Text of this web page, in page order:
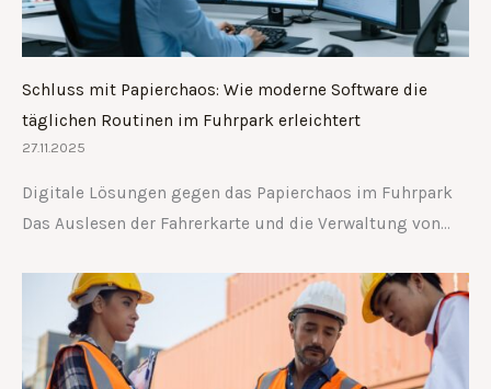
Schluss mit Papierchaos: Wie moderne Software die
täglichen Routinen im Fuhrpark erleichtert
27.11.2025
Digitale Lösungen gegen das Papierchaos im Fuhrpark
Das Auslesen der Fahrerkarte und die Verwaltung von…